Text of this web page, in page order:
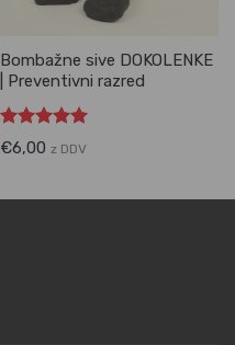
Bombažne sive DOKOLENKE
| Preventivni razred
Ocenjeno
5.00od 5
€6,00 z DDV